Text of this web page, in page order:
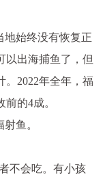
地始终没有恢复正
以出海捕鱼了，但
。2022年全年，福
的4成。
鱼。
不会吃。有小孩